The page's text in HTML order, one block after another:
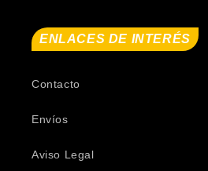
ENLACES DE INTERÉS
Contacto
Envíos
Aviso Legal